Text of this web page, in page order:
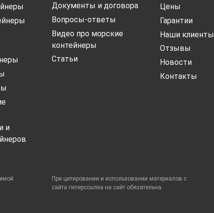
и
Документы и договора
Вопросы-ответы
Видео про морские
контейнеры
Статьи
Цены
Гарантии
Наши клиенты
Отзывы
Новости
Контакты
При цитировании и использовании материалов с
сайта гиперссылка на сайт обязательна.